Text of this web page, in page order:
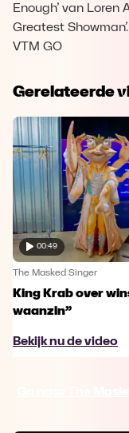
Enough’ van Loren
Greatest
VTM GO
Gerelateerde
00:49
The Masked Singer
King Krab over
waanzin”
Bekijk nu de video